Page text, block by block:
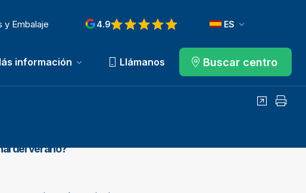
y Embalaje 4.9
información Llámanos Buscar centro
ES
Compartir
del verano?